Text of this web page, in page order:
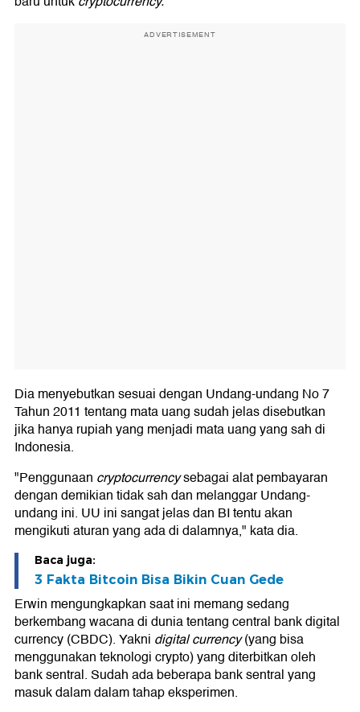
ADVERTISEMENT
Dia menyebutkan sesuai dengan Undang-undang No 7
Tahun 2011 tentang mata uang sudah jelas disebutkan
jika hanya rupiah yang menjadi mata uang yang sah di
Indonesia.
"Penggunaan cryptocurrencysebagai alat pembayaran
dengan demikian tidak sah dan melanggar Undang-
undang ini. UU ini sangat jelas dan BI tentu akan
mengikuti aturan yang ada di dalamnya," kata dia.
Baca juga:
3 Fakta Bitcoin Bisa Bikin Cuan Gede
Erwin mengungkapkan saat ini memang sedang
berkembang wacana di dunia tentang central bank digital
currency (CBDC). Yakni digital currency(yang bisa
menggunakan teknologi crypto) yang diterbitkan oleh
bank sentral. Sudah ada beberapa bank sentral yang
masuk dalam dalam tahap eksperimen.